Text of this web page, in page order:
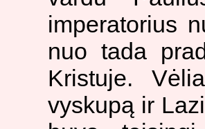
imperatorius
nuo tada
Kristuje.
vyskupą ir